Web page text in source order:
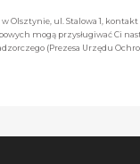
Olsztynie, ul. Stalowa 1,
mogą przysługiwać Ci
(Prezesa Urzędu